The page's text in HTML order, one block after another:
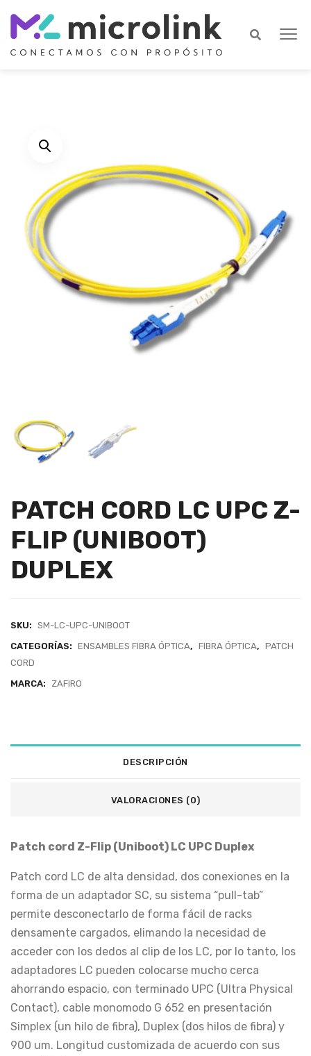
PATCH CORD LC UPC Z-
FLIP (UNIBOOT)
DUPLEX
SKU: SM-LC-UPC-UNIBOOT
CATEGORÍAS: ENSAMBLES FIBRA ÓPTICA, FIBRA ÓPTICA, PATCH
CORD
MARCA:
ZAFIRO
DESCRIPCIÓN
VALORACIONES (0)
Patch cord Z-Flip (Uniboot) LC UPC Duplex
Patch cord LC de alta densidad, dos conexiones en la
forma de un adaptador SC, su sistema “pull-tab”
permite desconectarlo de forma fácil de racks
densamente cargados, elimando la necesidad de
acceder con los dedos al clip de los LC, por lo tanto, los
adaptadores LC pueden colocarse mucho cerca
ahorrando espacio, con terminado UPC (Ultra Physical
Contact), cable monomodo G 652 en presentación
Simplex (un hilo de fibra), Duplex (dos hilos de fibra) y
900 um. Longitud customizada de acuerdo con sus